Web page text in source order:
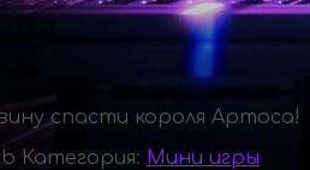
спасти короля Артоса!
Категория: Мини игры